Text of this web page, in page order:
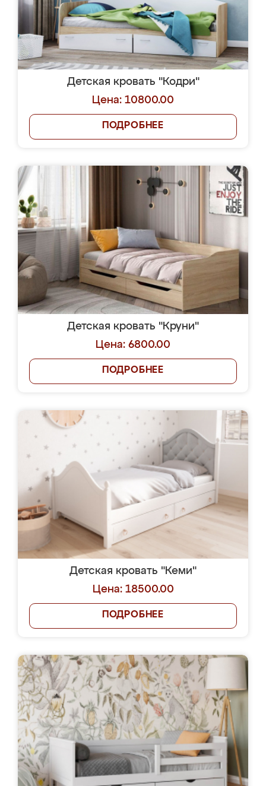
Детская кровать "Кодри"
Цена: 10800.00
ПОДРОБНЕЕ
Детская кровать "Круни"
Цена: 6800.00
ПОДРОБНЕЕ
Детская кровать "Кеми"
Цена: 18500.00
ПОДРОБНЕЕ